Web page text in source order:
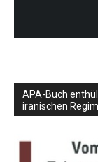
APA-Buch
iranischen